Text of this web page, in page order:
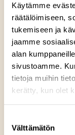
Käytämme
räätälöimiseen,
tukemiseen ja
jaamme
alan
sivustoamme.
tietoja muihin
kerätty, kun olet
valinta
Välttämätön
Säilytysohje